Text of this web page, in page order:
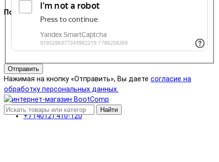
Поддержка
+7 (4012) 410-120
Отправить
Нажимая на кнопку «Отправить», Вы даете согласие на
обработку персональных данных.
Найти